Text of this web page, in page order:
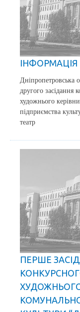
ІНФОРМАЦІЯ
Дніпропетровська
другого засідання
художнього
підприємства
театр
ПЕРШЕ